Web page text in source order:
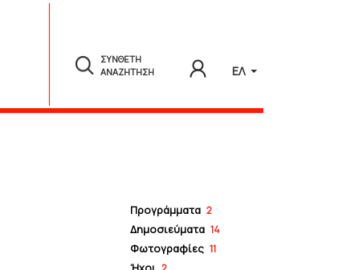
ΣΥΝΘΕΤΗ
ΑΝΑΖΗΤΗΣΗ
ΕΛ
Προγράμματα 2
Δημοσιεύματα 14
Φωτογραφίες 11